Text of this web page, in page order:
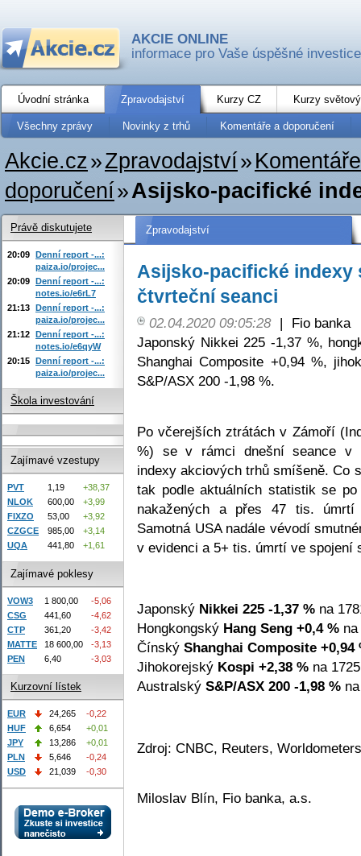
AKCIE ONLINE
informace pro Vaše úspěšné investice
Úvodní stránka Zpravodajství Kurzy CZ Kurzy
Všechny zprávy Novinky z trhů Komentáře a doporučení
Akcie.cz»Zpravodajství»
doporučení»Asijsko-pacifické
Zpravodajství
Asijsko-pacifické indexy
čtvrteční seanci
02.04.2020 09:05:28 |
Fio banka
Japonský Nikkei 225 -1,37 %,
Shanghai Composite +0,94 %,
S&P/ASX 200 -1,98 %.
Po včerejších ztrátách v Zámoří
%) se v rámci dnešní seance v
indexy akciových trhů smíšeně. Co
tak podle aktuálních statistik se
nakažených a přes 47 tis. úmrtí
Samotná USA nadále vévodí
v evidenci a 5+ tis. úmrtí ve spojení
Japonský Nikkei 225 -1,37 % na
Hongkongský Hang Seng +0,4 %
Čínský Shanghai Composite +0,94
Jihokorejský Kospi +2,38 % na
Australský S&P/ASX 200 -1,98 %
Zdroj: CNBC, Reuters, Worldometers
Miloslav Blín, Fio banka, a.s.
Právě diskutujete
20:09 Denní report -...:
paiza.io/projec...
20:09 Denní report -...:
notes.io/e6rL7
21:13 Denní report -...:
paiza.io/projec...
21:12 Denní report -...:
notes.io/e6qyW
20:15 Denní report -...:
paiza.io/projec...
Škola investování
Zajímavé vzestupy
PVT 1,19
+38,37
NLOK
600,00
+3,99
FIXZO
53,00
+3,92
CZGCE
985,00
+3,14
UQA
441,80 +1,61
Zajímavé poklesy
VOW3 1 800,00
-5,06
CSG
441,60
-4,62
CTP
361,20
-3,42
MATTE
18 600,00
-3,13
PEN
6,40 -3,03
Kurzovní lístek
EUR 24,265
-0,22
HUF
6,654
+0,01
JPY
13,286
+0,01
PLN
5,646
-0,24
USD
21,039 -0,30